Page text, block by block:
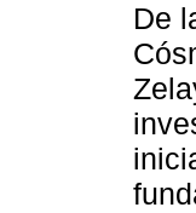
De